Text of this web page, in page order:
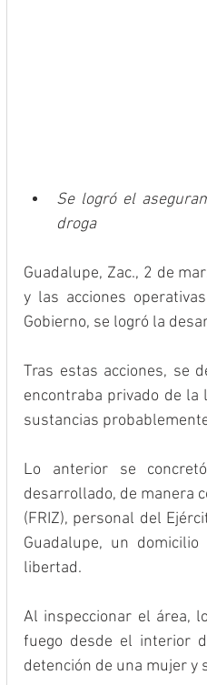
Se logró el
droga
Guadalupe, Zac., 2 de
y las acciones
Gobierno, se logró la
Tras estas acciones, se
encontraba privado de la
sustancias
Lo anterior se
desarrollado, de manera
(FRIZ), personal del
Guadalupe, un
libertad.
Al inspeccionar el área,
fuego desde el interior
detención de una mujer y